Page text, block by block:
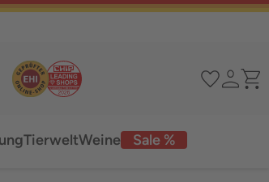
Sale %
TierweltWeine